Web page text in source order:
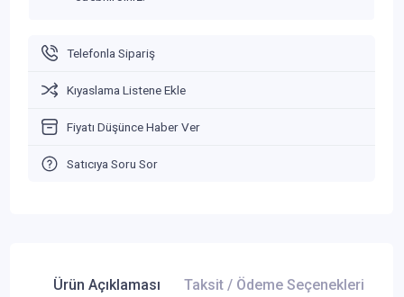
Telefonla Sipariş
Kıyaslama Listene Ekle
Fiyatı Düşünce Haber Ver
Satıcıya Soru Sor
Ürün Açıklaması Taksit / Ödeme Seçenekleri